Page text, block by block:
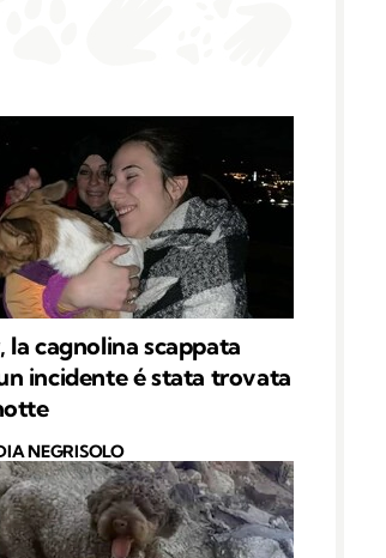
la cagnolina scappata
incidente é stata trovata
NEGRISOLO